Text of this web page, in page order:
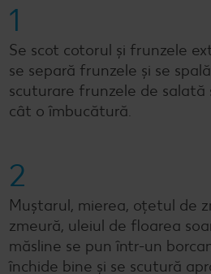
1
Se scot cotorul și frunzele
se separă frunzele și se
scuturare frunzele de salată
cât o îmbucătură.
2
Muștarul, mierea, oțetul de
zmeură, uleiul de floarea
măsline se pun într-un
închide bine și se scutură